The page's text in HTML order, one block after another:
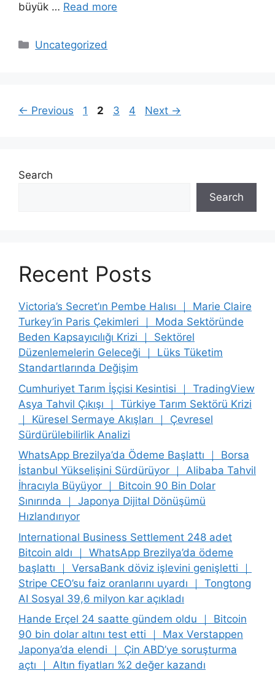
büyük … Read more
Categories
Uncategorized
← Previous Page
1 Page
2 Page
3 Page
4 Next →
Search
Search
Recent Posts
Victoria’s Secret’ın Pembe Halısı ｜ Marie Claire
Turkey’in Paris Çekimleri ｜ Moda Sektöründe
Beden Kapsayıcılığı Krizi ｜ Sektörel
Düzenlemelerin Geleceği ｜ Lüks Tüketim
Standartlarında Değişim
Cumhuriyet Tarım İşçisi Kesintisi ｜ TradingView
Asya Tahvil Çıkışı ｜ Türkiye Tarım Sektörü Krizi
｜ Küresel Sermaye Akışları ｜ Çevresel
Sürdürülebilirlik Analizi
WhatsApp Brezilya’da Ödeme Başlattı ｜ Borsa
İstanbul Yükselişini Sürdürüyor ｜ Alibaba Tahvil
İhracıyla Büyüyor ｜ Bitcoin 90 Bin Dolar
Sınırında ｜ Japonya Dijital Dönüşümü
Hızlandırıyor
International Business Settlement 248 adet
Bitcoin aldı ｜ WhatsApp Brezilya’da ödeme
başlattı ｜ VersaBank döviz işlevini genişletti ｜
Stripe CEO’su faiz oranlarını uyardı ｜ Tongtong
AI Sosyal 39,6 milyon kar açıkladı
Hande Erçel 24 saatte gündem oldu ｜ Bitcoin
90 bin dolar altını test etti ｜ Max Verstappen
Japonya’da elendi ｜ Çin ABD’ye soruşturma
açtı ｜ Altın fiyatları %2 değer kazandı